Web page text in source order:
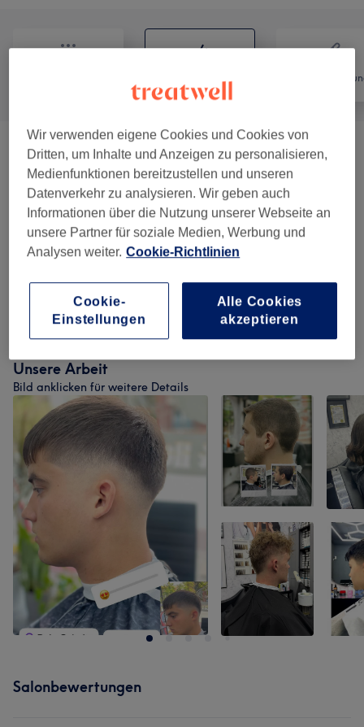
Haarkuren & Pflege (3) ab 5 €
Damen - Farbe & Coloration (6) ab 25 €
Herren - Haarschnitte & Stylings (11) ab 5 €
Damen - Haarschnitte & Stylings 6) ab 5 €
Unsere Arbeit
Bild anklicken für weitere Details
Salonbewertungen
Wir verwenden eigene Cookies und Cookies von
Dritten, um Inhalte und Anzeigen zu personalisieren,
Medienfunktionen bereitzustellen und unseren
Datenverkehr zu analysieren. Wir geben auch
Informationen über die Nutzung unserer Webseite an
unsere Partner für soziale Medien, Werbung und
Analysen weiter. Cookie-Richtlinien
Cookie-
Einstellungen
Alle Cookies
akzeptieren